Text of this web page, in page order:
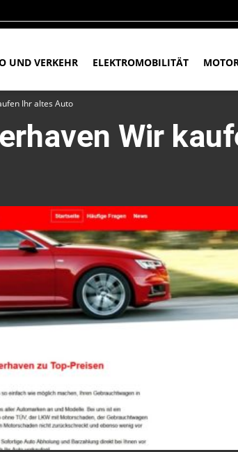
UND VERKEHR ELEKTROMOBILITÄT
Ihr altes Auto
Wir